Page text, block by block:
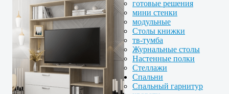
готовые решения
мини стенки
модульные
Столы книжки
тв-тумба
Журнальные столы
Настенные полки
Стеллажи
Спальни
Спальный гарнитур